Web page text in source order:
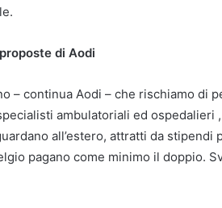
di Aodi
– continua Aodi – che rischiamo di
ambulatoriali ed
all’estero, attratti da
pagano come minimo il doppio.